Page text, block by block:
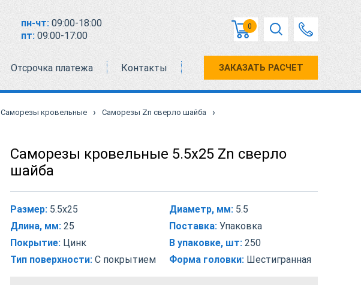
пн-чт: 09:00-18:00
пт: 09:00-17:00
0
Отсрочка платежа Контакты ЗАКАЗАТЬ РАСЧЕТ
Саморезы кровельные › Саморезы Zn сверло шайба ›
Саморезы кровельные 5.5х25 Zn сверло
шайба
Размер: 5.5х25
Длина, мм: 25
Покрытие: Цинк
Тип поверхности: С покрытием
Диаметр, мм: 5.5
Поставка: Упаковка
В упаковке, шт: 250
Форма головки: Шестигранная